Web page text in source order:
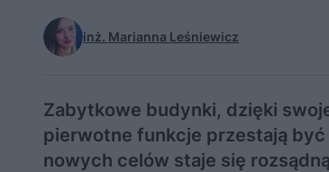
inż. Marianna Leśniewicz
Zabytkowe budynki, dzięki
pierwotne funkcje przestają
nowych celów staje się